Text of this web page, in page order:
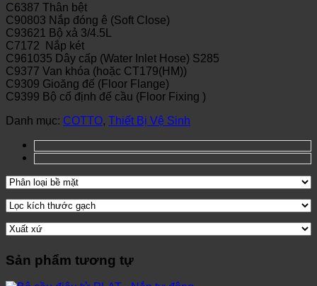
C6387 Thân bệt
C90803 Nắp đóng ê (Soft Close)
C93621 Bộ xả 3/4.5L
C7172 Nắp két
C961035 Dây cấp (Water Inlet Hose) S285
C9377 Van khóa (hoặc CT179(HM))
C9309 Gioăng đế (Floor Flange)
C9399 Bộ cố định đế cầu (Floor Fixing )
Danh mục: COTTO, Thiết Bị Vệ Sinh
Sản phẩm tương tự